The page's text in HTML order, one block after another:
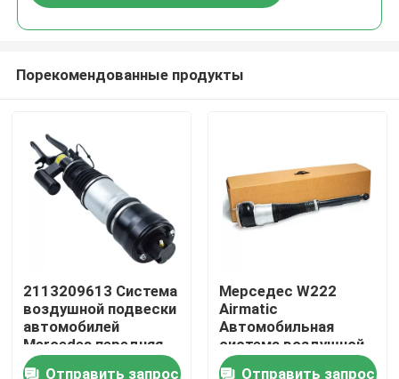
Продукты
Видеозаписи
Порекомендованные продукты
2113209613 Система
воздушной подвески
автомобилей
Mercedes передняя
справа для W211
Отправить запрос
Мерседес W222
Airmatic
Автомобильная
система воздушной
подвески Задняя
Отправить запрос